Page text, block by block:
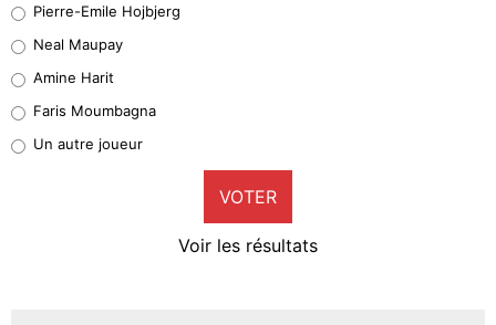
5%
1%
9%
Pierre-Emile Hojbjerg
Neal Maupay
Amine Harit
Faris Moumbagna
Un autre joueur
VOTER
Voir les résultats